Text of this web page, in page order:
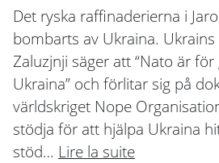
Det ryska raffinaderierna i
bombarts av Ukraina.
Zaluzjnji säger att “Nato är
Ukraina” och förlitar sig på
världskriget Nope
stödja för att hjälpa Ukraina
stöd… Lire la suite